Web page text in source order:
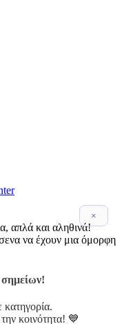
×
απλά και αληθινά!
να έχουν μια όμορφη
κοινότητα! 💙